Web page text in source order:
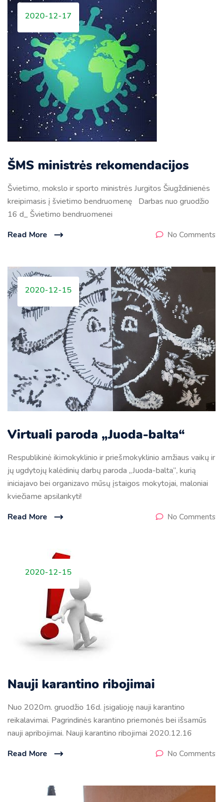
2020-12-17
ŠMS ministrės rekomendacijos
Švietimo, mokslo ir sporto ministrės Jurgitos Šiugždinienės
kreipimasis į švietimo bendruomenę Darbas nuo gruodžio
16 d_ Švietimo bendruomenei
Read More
No Comments
2020-12-15
Virtuali paroda „Juoda-balta“
Respublikinė ikimokyklinio ir priešmokyklinio amžiaus vaikų ir
jų ugdytojų kalėdinių darbų paroda „Juoda-baltaׅ“, kurią
iniciajavo bei organizavo mūsų įstaigos mokytojai, maloniai
kviečiame apsilankyti!
Read More
No Comments
2020-12-15
Nauji karantino ribojimai
Nuo 2020m. gruodžio 16d. įsigalioję nauji karantino
reikalavimai. Pagrindinės karantino priemonės bei išsamūs
nauji apribojimai. Nauji karantino ribojimai 2020.12.16
Read More
No Comments